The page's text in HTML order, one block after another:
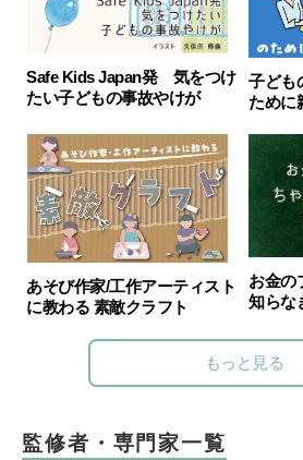
Safe Kids Japan発 気をつけ
たい子どもの事故やけが
子ども
ために
あそび作家/工作アーティスト
に教わる 素敵クラフト
お金の
知らな
もっと見る
監修者・専門家一覧